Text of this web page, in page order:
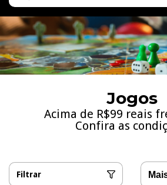
Jogos
Acima de R$99 reais
Confira as
Filtrar